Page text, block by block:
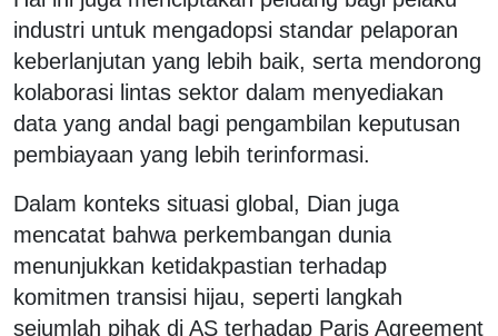
industri untuk mengadopsi standar pelaporan
keberlanjutan yang lebih baik, serta mendorong
kolaborasi lintas sektor dalam menyediakan
data yang andal bagi pengambilan keputusan
pembiayaan yang lebih terinformasi.
Dalam konteks situasi global, Dian juga
mencatat bahwa perkembangan dunia
menunjukkan ketidakpastian terhadap
komitmen transisi hijau, seperti langkah
sejumlah pihak di AS terhadap Paris Agreement